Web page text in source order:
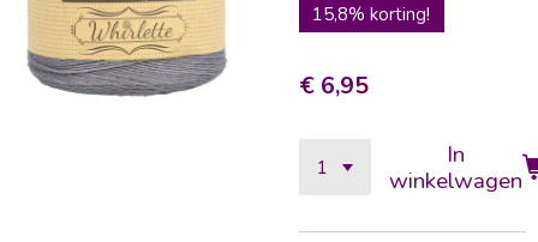
15,8% korting!
€ 6,95
In
winkelwagen